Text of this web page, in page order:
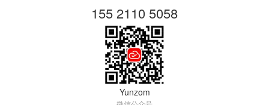
155 2110 5058
Yunzom